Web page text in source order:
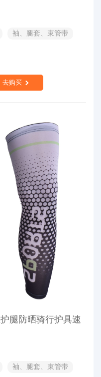
袖、腿套、束管带
去购买
腿防晒骑行护具速
袖、腿套、束管带